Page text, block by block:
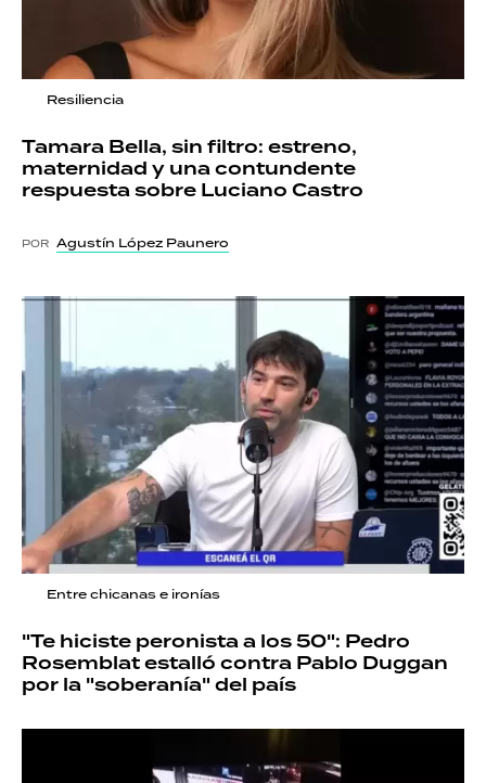
Resiliencia
Tamara Bella, sin filtro: estreno,
maternidad y una contundente
respuesta sobre Luciano Castro
POR Agustín López Paunero
Entre chicanas e ironías
"Te hiciste peronista a los 50": Pedro
Rosemblat estalló contra Pablo Duggan
por la "soberanía" del país